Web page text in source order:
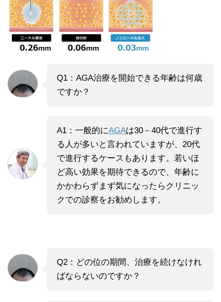
Q1：AGA治療を開始できる年齢は何歳
ですか？
A1：一般的にAGAは30－40代で進行す
る人が多いと言われていますが、20代
で進行するケースもあります。若いほ
ど高い効果を期待できるので、年齢に
かかわらずまず気になったらクリニッ
クでの診察をお勧めします。
Q2：どの位の期間、治療を続けなけれ
ばならないのですか？